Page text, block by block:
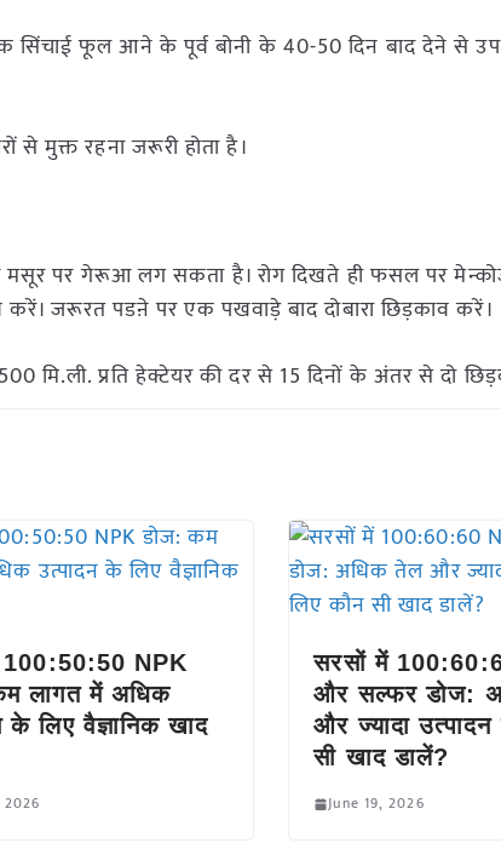
सिंचाई फूल आने के पूर्व बोनी के 40-50 दिन बाद देने से
मुक्त रहना जरूरी होता है।
मसूर पर गेरूआ लग सकता है। रोग दिखते ही फसल पर
करें। जरूरत पडऩे पर एक पखवाड़े बाद दोबारा छिड़काव करें।
मि.ली. प्रति हेक्टेयर की दर से 15 दिनों के अंतर से दो
100:50:50 NPK
लागत में अधिक
के लिए वैज्ञानिक खाद
2026
सरसों में
और सल्फर डोज:
और ज्यादा
सी खाद डालें?
June 19, 2026